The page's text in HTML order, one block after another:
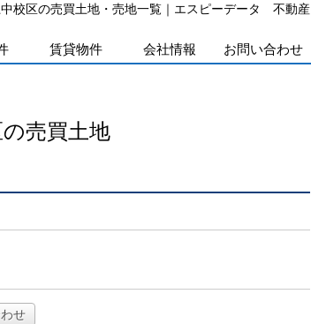
校区の売買土地・売地一覧｜エスピーデータ 不動産
賃貸物件 会社情報 お問い合わせ
売買土地
せ